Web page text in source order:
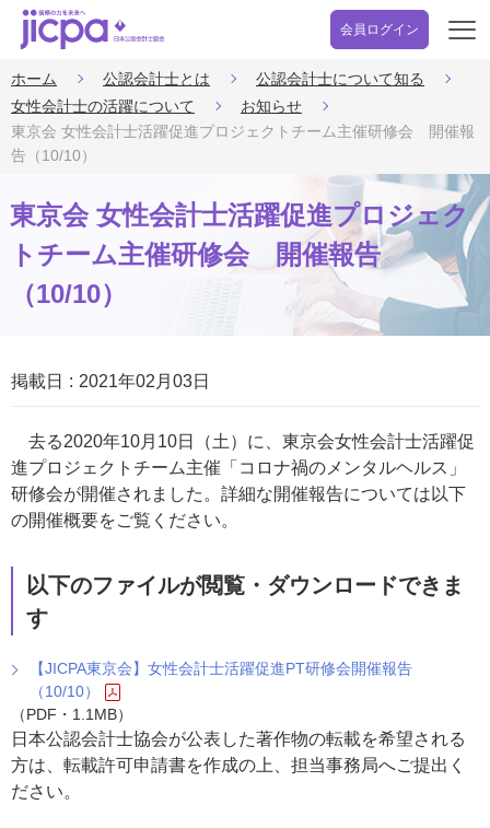
会員ログイン
開
ホーム 公認会計士とは
公認会計士について知る
女性会計士の活躍について
お知らせ
東京会 女性会計士活躍促進プロジェクトチーム主催研修会 開催報
告（10/10）
東京会 女性会計士活躍促進プロジェク
トチーム主催研修会 開催報告
（10/10）
掲載日 2021年02月03日
去る2020年10月10日（土）に、東京会女性会計士活躍促
進プロジェクトチーム主催「コロナ禍のメンタルヘルス」
研修会が開催されました。詳細な開催報告については以下
の開催概要をご覧ください。
以下のファイルが閲覧・ダウンロードできま
す
【JICPA東京会】女性会計士活躍促進PT研修会開催報告
（10/10）
（PDF・1.1MB）
日本公認会計士協会が公表した著作物の転載を希望される
方は、転載許可申請書を作成の上、担当事務局へご提出く
ださい。